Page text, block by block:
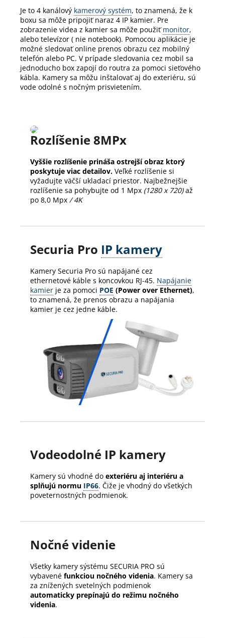
Je to 4 kanálový kamerový systém, to znamená, že k
boxu sa môže pripojiť naraz 4 IP kamier. Pre
zobrazenie videa z kamier sa môže použiťmonitor,
alebo televízor ( nie notebook). Pomocou aplikácie je
možné sledovať online prenos obrazu cez mobilný
telefón alebo PC. V prípade sledovania cez mobil sa
jednoducho box zapojí do routra za pomoci sieťového
kábla. Kamery sa môžu inštalovať aj do exteriéru, sú
vode odolné s nočným prisvietením.
Rozlíšenie 8MPx
Vyššie rozlíšenie prináša ostrejší obraz ktorý
poskytuje viac detailov. Veľké rozlíšenie si
vyžadujte väčší ukladací priestor. Najbežnejšie
rozlíšenie sa pohybujte od 1 Mpx (1280 x 720)až
po 8,0 Mpx / 4K
Securia Pro IP kamery
Kamery Securia Pro sú napájané cez
ethernetové káble s koncovkou RJ-45. Napájanie
kamier je za pomoci POE (Power over Ethernet),
to znamená, že prenos obrazu a napájania
kamier je cez jedne káble.
Vodeodolné IP kamery
Kamery sú vhodné do exteriéru aj interiéru a
splňujú normu IP66. Čiže je vhodný do všetkých
poveternostných podmienok.
Nočné videnie
Všetky kamery sýstému SECURIA PRO sú
vybavené funkciou nočného videnia. Kamery sa
za znížených svetelných podmienok
automaticky prepínajú do režimu nočného
videnia.